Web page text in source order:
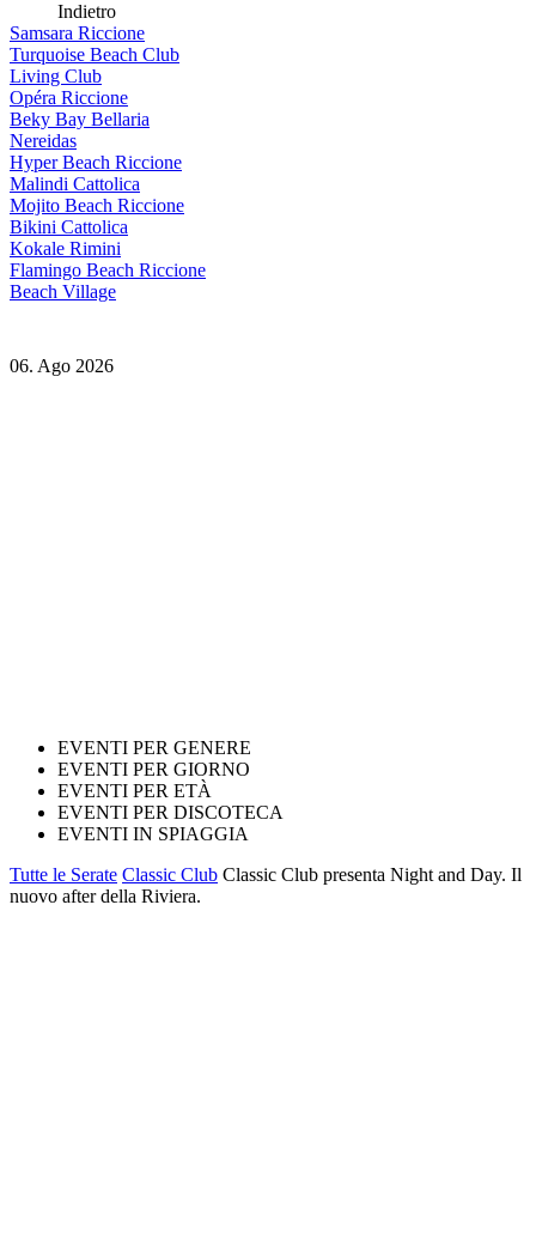
Indietro
Samsara Riccione
Turquoise Beach Club
Living Club
Opéra Riccione
Beky Bay Bellaria
Nereidas
Hyper Beach Riccione
Malindi Cattolica
Mojito Beach Riccione
Bikini Cattolica
Kokale Rimini
Flamingo Beach Riccione
Beach Village
06. Ago 2026
EVENTI PER GENERE
EVENTI PER GIORNO
EVENTI PER ETÀ
EVENTI PER DISCOTECA
EVENTI IN SPIAGGIA
Tutte le Serate Classic Club Classic Club presenta Night and Day. Il
nuovo after della Riviera.